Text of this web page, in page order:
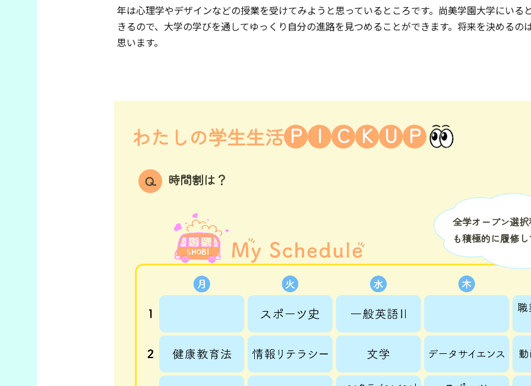
年は心理学やデザインなどの授業を受けてみようと思っているところです。尚美学園大学にいる
きるので、大学の学びを通してゆっくり自分の進路を見つめることができます。将来を決めるの
思います。
わたしの学生生活 P I C K U P
Q. 時間割は？
全学オープン選
も積極的に履修